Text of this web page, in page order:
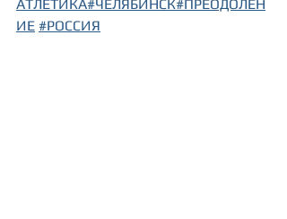
АТЛЕТИКА#ЧЕЛЯБИНСК#ПРЕОДОЛЕН
ИЕ #РОССИЯ